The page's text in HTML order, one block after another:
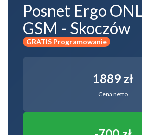
Posnet Ergo
GSM - Skoczów
GRATIS Programowanie
1889 zł
Cena netto